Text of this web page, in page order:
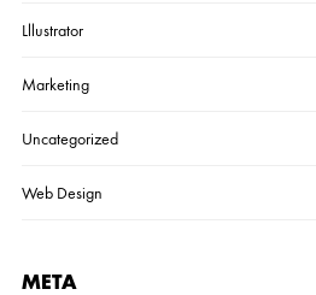
Lllustrator
Marketing
Uncategorized
Web Design
META